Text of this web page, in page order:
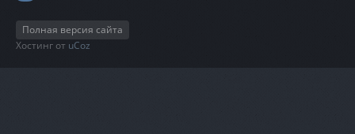
Полная версия сайта
Хостинг от uCoz